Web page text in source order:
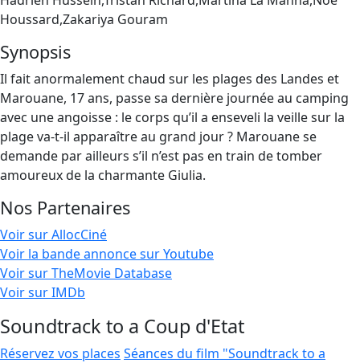
Houssard,Zakariya Gouram
Synopsis
Il fait anormalement chaud sur les plages des Landes et
Marouane, 17 ans, passe sa dernière journée au camping
avec une angoisse : le corps qu’il a enseveli la veille sur la
plage va-t-il apparaître au grand jour ? Marouane se
demande par ailleurs s’il n’est pas en train de tomber
amoureux de la charmante Giulia.
Nos Partenaires
Voir sur AllocCiné
Voir la bande annonce sur Youtube
Voir sur TheMovie Database
Voir sur IMDb
Soundtrack to a Coup d'Etat
Réservez vos places Séances du film "Soundtrack to a